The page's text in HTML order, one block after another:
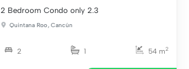
2 Bedroom Condo only 2.3
Quintana Roo, Cancún
2 1 54 m2